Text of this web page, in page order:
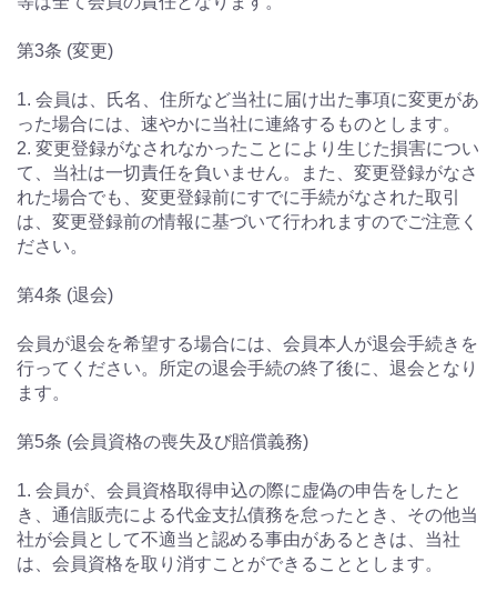
第3条 (変更)
1. 会員は、氏名、住所など当社に届け出た事項に変更があ
った場合には、速やかに当社に連絡するものとします。
2. 変更登録がなされなかったことにより生じた損害につい
て、当社は一切責任を負いません。また、変更登録がなさ
れた場合でも、変更登録前にすでに手続がなされた取引
は、変更登録前の情報に基づいて行われますのでご注意く
ださい。
第4条 (退会)
会員が退会を希望する場合には、会員本人が退会手続きを
行ってください。所定の退会手続の終了後に、退会となり
ます。
第5条 (会員資格の喪失及び賠償義務)
1. 会員が、会員資格取得申込の際に虚偽の申告をしたと
き、通信販売による代金支払債務を怠ったとき、その他当
社が会員として不適当と認める事由があるときは、当社
は、会員資格を取り消すことができることとします。